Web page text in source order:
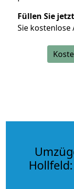
Füllen Sie
Sie kostenlose